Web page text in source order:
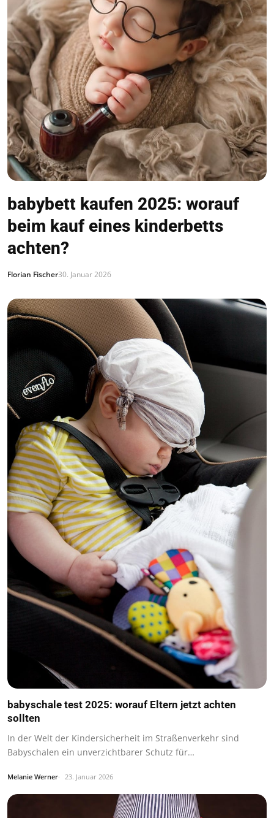
babybett kaufen 2025: worauf
beim kauf eines kinderbetts
achten?
Florian Fischer30. Januar 2026
babyschale test 2025: worauf Eltern jetzt achten
sollten
In der Welt der Kindersicherheit im Straßenverkehr sind
Babyschalen ein unverzichtbarer Schutz für…
Melanie Werner 23. Januar 2026